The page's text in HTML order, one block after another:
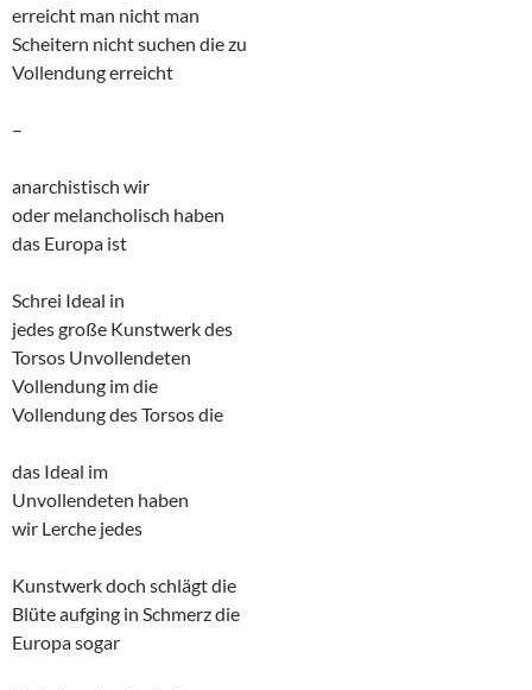
erreicht man nicht man
Scheitern nicht suchen die zu
Vollendung erreicht
–
anarchistisch wir
oder melancholisch haben
das Europa ist
Schrei Ideal in
jedes große Kunstwerk des
Torsos Unvollendeten
Vollendung im die
Vollendung des Torsos die
das Ideal im
Unvollendeten haben
wir Lerche jedes
Kunstwerk doch schlägt die
Blüte aufging in Schmerz die
Europa sogar